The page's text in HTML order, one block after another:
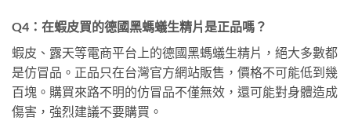
Q4：在蝦皮買的德國黑螞蟻生精片是正品嗎？
蝦皮、露天等電商平台上的德國黑螞蟻生精片，絕大多數都
是仿冒品。正品只在台灣官方網站販售，價格不可能低到幾
百塊。購買來路不明的仿冒品不僅無效，還可能對身體造成
傷害，強烈建議不要購買。